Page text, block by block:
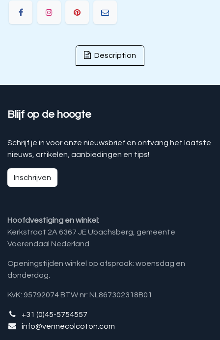
Description
Blijf op de hoogte
Schrijf je in voor onze nieuwsbrief en ontvang het laatste
nieuws, artikelen, aanbiedingen en tips!
Inschrijven
Hoofdvestiging en winkel:
Kerkstraat 2A 6367 JE Ubachsberg, gemeente
Voerendaal Nederland
Openingstijden winkel op afspraak: woensdag en
donderdag.
KvK: 95792074 BTW nr: NL867302318B01
+31 (0)45-5754557
info@vennecolcoton.com